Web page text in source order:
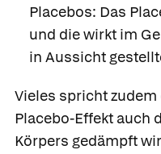
Placebos: Das
und die wirkt im
in Aussicht
Vieles spricht
Placebo-Effekt auch
Körpers gedämpft